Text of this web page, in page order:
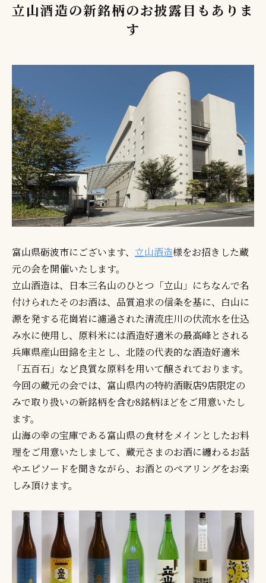
舟
立山酒造の新銘柄のお披露目もありま
す
富山県砺波市にございます、 立山酒造様をお招きした蔵
元の会を開催いたします。
立山酒造は、日本三名山のひとつ「立山」にちなんで名
付けられたそのお酒は、品質追求の信条を基に、白山に
源を発する花崗岩に濾過された清流庄川の伏流水を仕込
み水に使用し、原料米には酒造好適米の最高峰とされる
兵庫県産山田錦を主とし、北陸の代表的な酒造好適米
「五百石」など良質な原料を用いて醸されております。
今回の蔵元の会では、富山県内の特約酒販店9店限定の
みで取り扱いの新銘柄を含む8銘柄ほどをご用意いたし
ます。
山海の幸の宝庫である富山県の食材をメインとしたお料
理をご用意いたしまして、蔵元さまのお酒に纏わるお話
やエピソードを聞きながら、お酒とのペアリングをお楽
しみ頂けます。